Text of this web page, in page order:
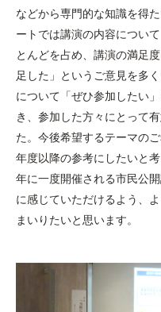
などから専門的な知識を得
ートでは講演の内容につい
とんどを占め、講演の満足
足した」というご意見を多
について「ぜひ参加したい
き、参加した方々にとって
た。今後希望するテーマの
年度以降の参考にしたいと考
年に一度開催される市民公
に感じていただけるよう、
まいりたいと思います。